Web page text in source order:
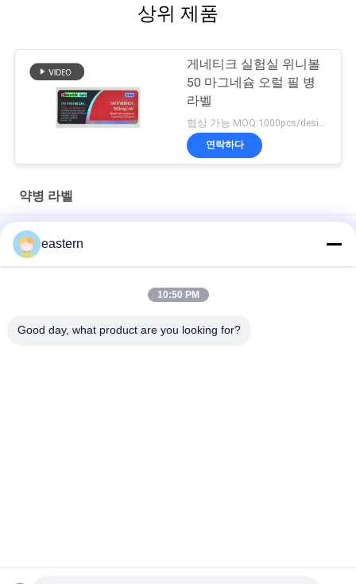
상위 제품
게네티크 실험실 위니볼
50 마그네슘 오럴 필 병
라벨
연락하다
약병 라벨
경구용 시알리스 타달라필 100mg 라벨
SS-31 강한 접착제 라벨 펩타이드 플라스크 라벨
바이오멕스 실험실 기록저장소 동화작용 주문 제작된 브랜드와 광
eastern
10:50 PM
Good day, what product are you looking for?